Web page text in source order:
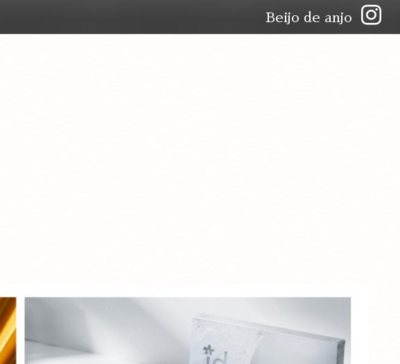
Beijo de anjo